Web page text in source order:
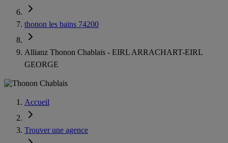
thonon les bains 74200
Allianz Thonon Chablais - EIRL ARRACHART-EIRL
GEORGE
Accueil
Trouver une agence